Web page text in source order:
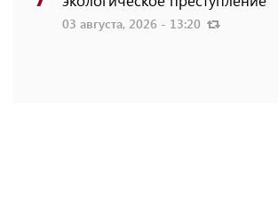
03 августа, 2026 - 13:20